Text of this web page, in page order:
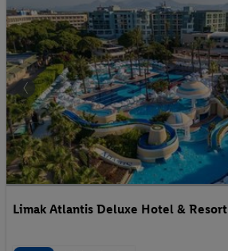
Limak Atlantis Deluxe Hotel & Resort